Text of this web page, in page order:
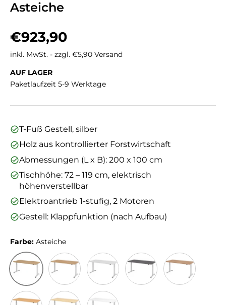
Asteiche
Normaler Preis
€923,90
inkl. MwSt. - zzgl. €5,90 Versand
AUF LAGER
Paketlaufzeit 5-9 Werktage
T-Fuß Gestell, silber
Holz aus kontrollierter Forstwirtschaft
Abmessungen (L x B): 200 x 100 cm
Tischhöhe: 72 – 119 cm, elektrisch
höhenverstellbar
Elektroantrieb 1-stufig, 2 Motoren
Gestell: Klappfunktion (nach Aufbau)
Farbe: Asteiche
Asteiche Eiche Grau